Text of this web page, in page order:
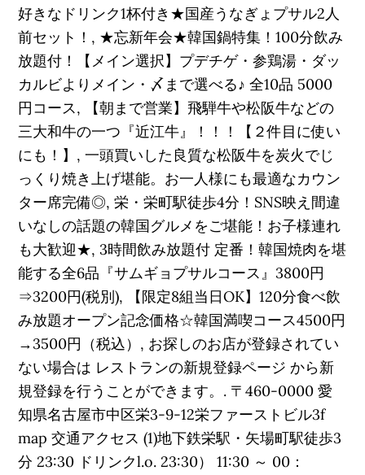
好きなドリンク1杯付き★国産うなぎょプサル2人
前セット！, ★忘新年会★韓国鍋特集！100分飲み
放題付！【メイン選択】プデチゲ・参鶏湯・ダッ
カルビよりメイン・〆まで選べる♪ 全10品 5000
円コース, 【朝まで営業】飛騨牛や松阪牛などの
三大和牛の一つ『近江牛』！！！【２件目に使い
にも！】, 一頭買いした良質な松阪牛を炭火でじ
っくり焼き上げ堪能。お一人様にも最適なカウン
ター席完備◎, 栄・栄町駅徒歩4分！SNS映え間違
いなしの話題の韓国グルメをご堪能！お子様連れ
も大歓迎★, 3時間飲み放題付 定番！韓国焼肉を堪
能する全6品『サムギョプサルコース』3800円
⇒3200円(税別), 【限定8組当日OK】120分食べ飲
み放題オープン記念価格☆韓国満喫コース4500円
→3500円（税込）, お探しのお店が登録されてい
ない場合は レストランの新規登録ページ から新
規登録を行うことができます。. 〒460-0000 愛
知県名古屋市中区栄3-9-12栄ファーストビル3f
map 交通アクセス (1)地下鉄栄駅・矢場町駅徒歩3
分 23:30 ドリンクl.o. 23:30） 11:30 ～ 00：